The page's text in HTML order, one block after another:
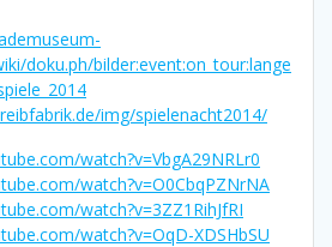
doku.ph/bilder:event:on_tour:lange
img/spielenacht2014/
watch?v=VbgA29NRLr0
watch?v=O0CbqPZNrNA
watch?v=3ZZ1RihJfRI
watch?v=OqD-XDSHbSU